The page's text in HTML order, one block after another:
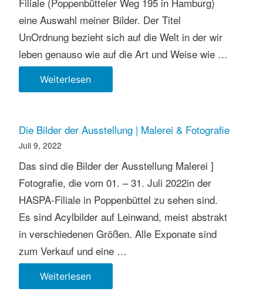
eine Auswahl meiner Bilder. Der Titel
UnOrdnung bezieht sich auf die Welt in der wir
leben genauso wie auf die Art und Weise wie …
WeiterlesenAusstellung:UnOrdnung
Die Bilder der Ausstellung | Malerei & Fotografie
Juli 9, 2022
Das sind die Bilder der Ausstellung Malerei ]
Fotografie, die vom 01. – 31. Juli 2022in der
HASPA-Filiale in Poppenbüttel zu sehen sind.
Es sind Acylbilder auf Leinwand, meist abstrakt
in verschiedenen Größen. Alle Exponate sind
zum Verkauf und eine …
WeiterlesenDie
Bilder